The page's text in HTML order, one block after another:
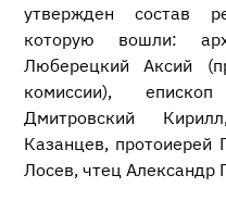
утвержден состав
которую вошли:
Люберецкий Аксий
комиссии),
Дмитровский
Казанцев, протоиерей
Лосев, чтец Александр